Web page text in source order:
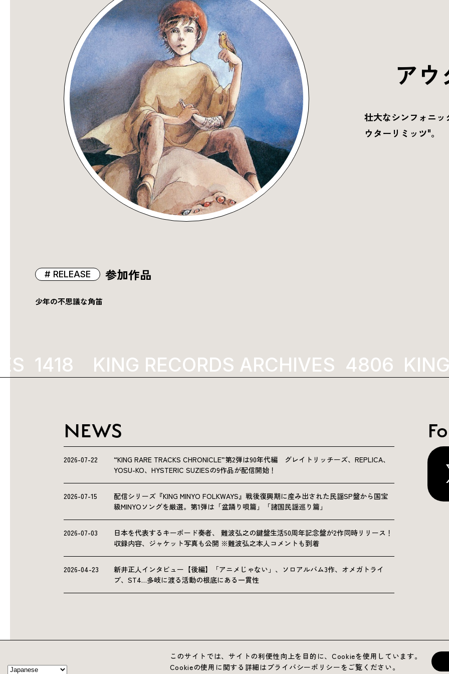
ア
壮大なシンフォニ
ウターリミッツ"。
参加作品
RELEASE
少年の不思議な角笛
1984 KING RECORDS ARCHIVES 1984 KING
NEWS
2026-07-22
“KING RARE TRACKS CHRONICLE”第2弾は90年代編 グレイトリッチーズ、REPLICA、
YOSU-KO、HYSTERIC SUZIESの9作品が配信開始！
2026-07-15
配信シリーズ『KING MINYO FOLKWAYS』戦後復興期に産み出された民謡SP盤から国宝
級MINYOソングを厳選。第1弾は「盆踊り唄篇」「諸国民謡巡り篇」
2026-07-03
日本を代表するキーボード奏者、 難波弘之の鍵盤生活50周年記念盤が2作同時リリース！
収録内容、ジャケット写真も公開 ※難波弘之本人コメントも到着
2026-04-23
新井正人インタビュー【後編】「アニメじゃない」、ソロアルバム3作、オメガトライ
ブ、ST4…多岐に渡る活動の根底にある一貫性
このサイトでは、サイトの利便性向上を目的に、Cookieを使用しています。
Cookieの使用に関する詳細はプライバシーポリシーをご覧ください。